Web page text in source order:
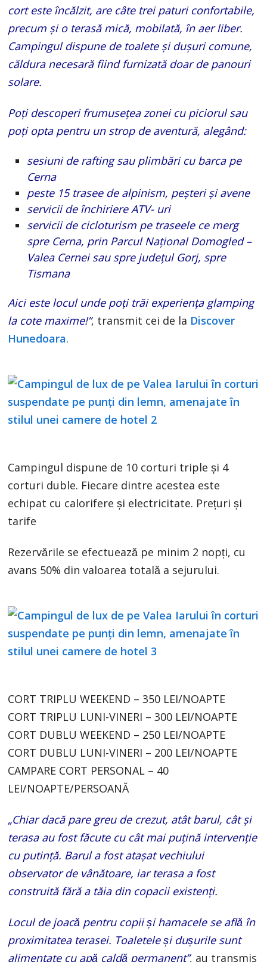
cort este încălzit, are câte trei paturi confortabile,
precum și o terasă mică, mobilată, în aer liber.
Campingul dispune de toalete și dușuri comune,
căldura necesară fiind furnizată doar de panouri
solare.
Poți descoperi frumusețea zonei cu piciorul sau
poți opta pentru un strop de aventură, alegând:
sesiuni de rafting sau plimbări cu barca pe
Cerna
peste 15 trasee de alpinism, peşteri şi avene
servicii de închiriere ATV- uri
servicii de cicloturism pe traseele ce merg
spre Cerna, prin Parcul Național Domogled –
Valea Cernei sau spre județul Gorj, spre
Tismana
Aici este locul unde poți trăi experiența glamping
la cote maxime!”, transmit cei de la Discover
Hunedoara.
Campingul dispune de 10 corturi triple și 4
corturi duble. Fiecare dintre acestea este
echipat cu calorifere și electricitate. Prețuri și
tarife
Rezervările se efectuează pe minim 2 nopți, cu
avans 50% din valoarea totală a sejurului.
CORT TRIPLU WEEKEND – 350 LEI/NOAPTE
CORT TRIPLU LUNI-VINERI – 300 LEI/NOAPTE
CORT DUBLU WEEKEND – 250 LEI/NOAPTE
CORT DUBLU LUNI-VINERI – 200 LEI/NOAPTE
CAMPARE CORT PERSONAL – 40
LEI/NOAPTE/PERSOANĂ
„Chiar dacă pare greu de crezut, atât barul, cât și
terasa au fost făcute cu cât mai puțină intervenție
cu putință. Barul a fost atașat vechiului
observator de vânătoare, iar terasa a fost
construită fără a tăia din copacii existenți.
Locul de joacă pentru copii și hamacele se află în
proximitatea terasei. Toaletele și dușurile sunt
alimentate cu apă caldă permanent”, au transmis